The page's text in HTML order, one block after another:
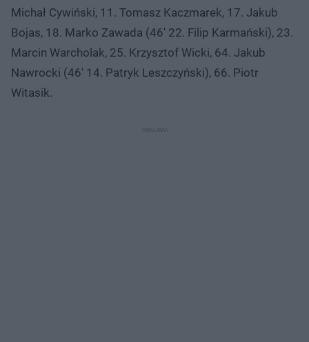
Michał Cywiński, 11. Tomasz Kaczmarek, 17. Jakub
Bojas, 18. Marko Zawada (46′ 22. Filip Karmański), 23.
Marcin Warcholak, 25. Krzysztof Wicki, 64. Jakub
Nawrocki (46′ 14. Patryk Leszczyński), 66. Piotr
Witasik.